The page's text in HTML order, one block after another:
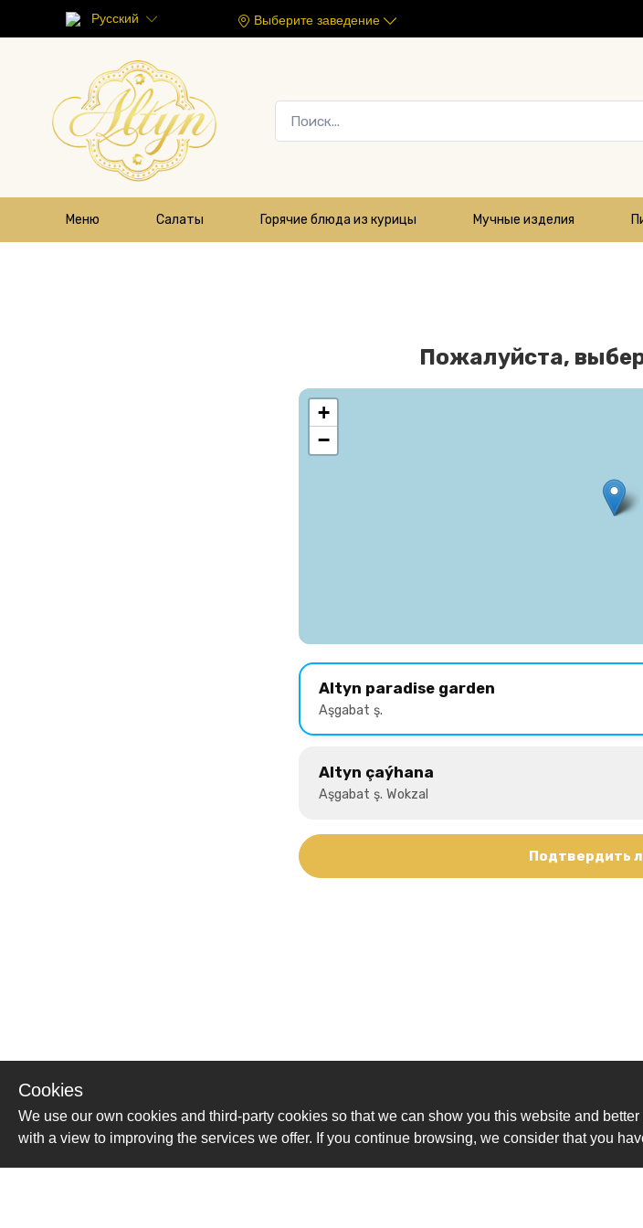
Русский Выберите заведение
Меню Салаты Горячие блюда из курицы Мучные изделия
Пожалуйста,
+
−
Altyn paradise garden
Aşgabat ş.
Altyn çaýhana
Aşgabat ş. Wokzal
Подтвердить
Cookies
We use our own cookies and third-party cookies so that we can show you this website and
with a view to improving the services we offer. If you continue browsing, we consider that you